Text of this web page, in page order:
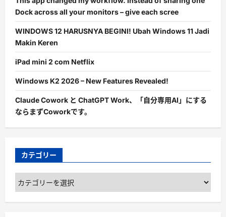
Dock across all your monitors – give each scree
WINDOWS 12 HARUSNYA BEGINI! Ubah Windows 11 Jadi
Makin Keren
iPad mini 2 com Netflix
Windows K2 2026 – New Features Revealed!
Claude Cowork と ChatGPT Work、「自分専用AI」にする
ならまずCoworkです。
カテゴリー
カ
テ
ゴ